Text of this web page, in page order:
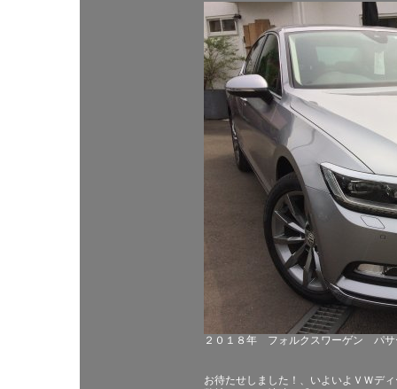
２０１８年 フォルクスワーゲン パ
お待たせしました！、いよいよＶＷデ